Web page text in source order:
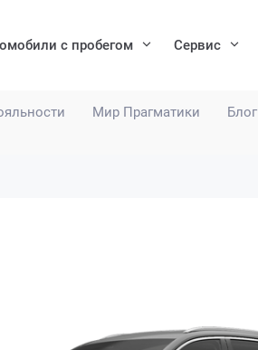
Мир Прагматики Блог
с пробегом Сервис